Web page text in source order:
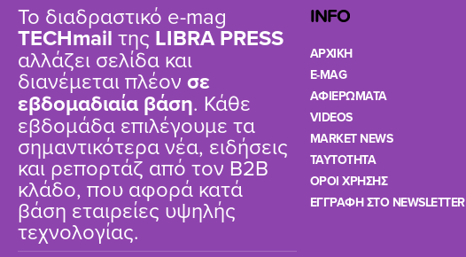
Το διαδραστικό e-mag
TΕCHmail της LIBRA PRESS
αλλάζει σελίδα και
διανέμεται πλέον σε
εβδομαδιαία βάση. Κάθε
εβδομάδα επιλέγουμε τα
σημαντικότερα νέα, ειδήσεις
και ρεπορτάζ από τον B2B
κλάδο, που αφορά κατά
βάση εταιρείες υψηλής
τεχνολογίας.
INFO
ΑΡΧΙΚΗ
E-MAG
ΑΦΙΕΡΩΜΑΤΑ
VIDEOS
MARKET NEWS
TAYTOTHTA
ΟΡΟΙ ΧΡΗΣΗΣ
ΕΓΓΡΑΦΗ ΣΤΟ NEWSLETTER